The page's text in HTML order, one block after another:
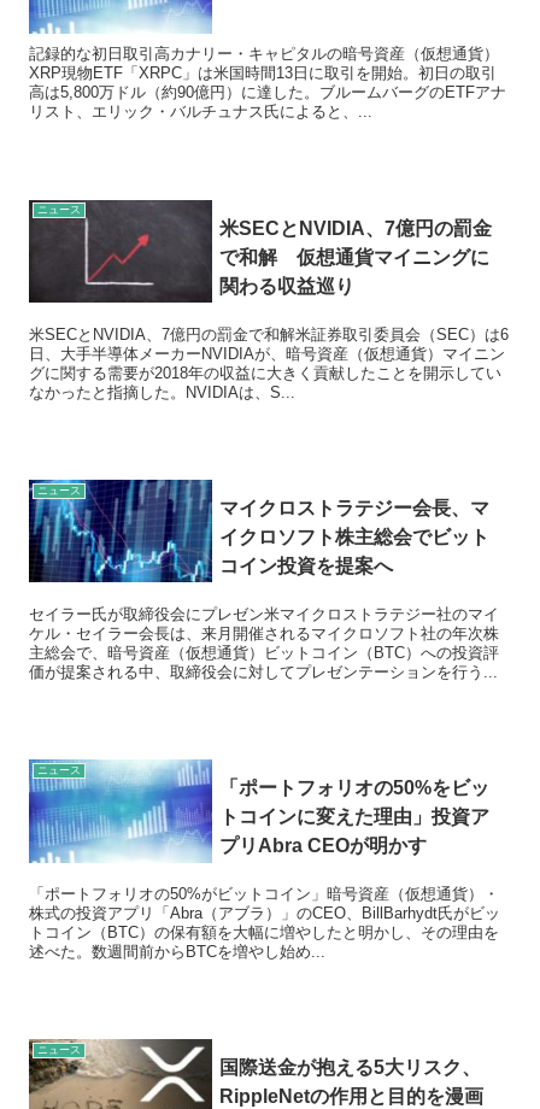
記録的な初日取引高カナリー・キャピタルの暗号資産（仮想通貨）
XRP現物ETF「XRPC」は米国時間13日に取引を開始。初日の取引
高は5,800万ドル（約90億円）に達した。ブルームバーグのETFアナ
リスト、エリック・バルチュナス氏によると、...
ニュース
米SECとNVIDIA、7億円の罰金
で和解 仮想通貨マイニングに
関わる収益巡り
米SECとNVIDIA、7億円の罰金で和解米証券取引委員会（SEC）は6
日、大手半導体メーカーNVIDIAが、暗号資産（仮想通貨）マイニン
グに関する需要が2018年の収益に大きく貢献したことを開示してい
なかったと指摘した。NVIDIAは、S...
ニュース
マイクロストラテジー会長、マ
イクロソフト株主総会でビット
コイン投資を提案へ
セイラー氏が取締役会にプレゼン米マイクロストラテジー社のマイ
ケル・セイラー会長は、来月開催されるマイクロソフト社の年次株
主総会で、暗号資産（仮想通貨）ビットコイン（BTC）への投資評
価が提案される中、取締役会に対してプレゼンテーションを行う...
ニュース
「ポートフォリオの50%をビッ
トコインに変えた理由」投資ア
プリAbra CEOが明かす
「ポートフォリオの50%がビットコイン」暗号資産（仮想通貨）・
株式の投資アプリ「Abra（アブラ）」のCEO、BillBarhydt氏がビッ
トコイン（BTC）の保有額を大幅に増やしたと明かし、その理由を
述べた。数週間前からBTCを増やし始め...
ニュース
国際送金が抱える5大リスク、
RippleNetの作用と目的を漫画